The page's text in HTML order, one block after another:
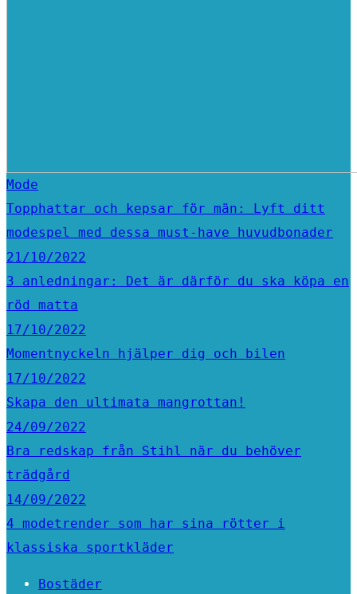
Mode
Topphattar och kepsar för män: Lyft ditt
modespel med dessa must-have huvudbonader
21/10/2022
3 anledningar: Det är därför du ska köpa en
röd matta
17/10/2022
Momentnyckeln hjälper dig och bilen
17/10/2022
Skapa den ultimata mangrottan!
24/09/2022
Bra redskap från Stihl när du behöver
trädgård
14/09/2022
4 modetrender som har sina rötter i
klassiska sportkläder
Bostäder